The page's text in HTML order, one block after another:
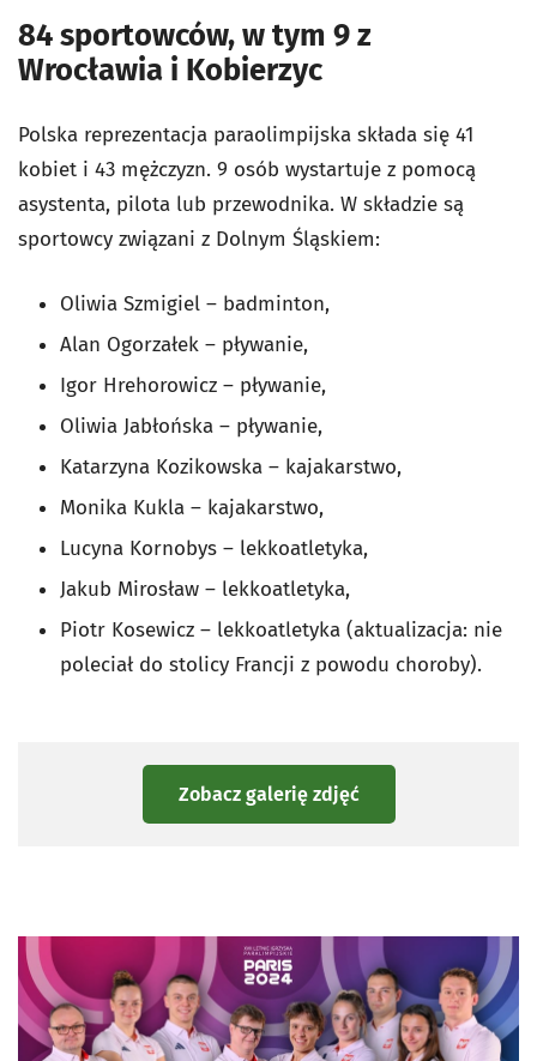
84 sportowców, w tym 9 z
Wrocławia i Kobierzyc
Polska reprezentacja paraolimpijska składa się 41
kobiet i 43 mężczyzn. 9 osób wystartuje z pomocą
asystenta, pilota lub przewodnika. W składzie są
sportowcy związani z Dolnym Śląskiem:
Oliwia Szmigiel – badminton,
Alan Ogorzałek – pływanie,
Igor Hrehorowicz – pływanie,
Oliwia Jabłońska – pływanie,
Katarzyna Kozikowska – kajakarstwo,
Monika Kukla – kajakarstwo,
Lucyna Kornobys – lekkoatletyka,
Jakub Mirosław – lekkoatletyka,
Piotr Kosewicz – lekkoatletyka (aktualizacja: nie
poleciał do stolicy Francji z powodu choroby).
Zobacz galerię zdjęć